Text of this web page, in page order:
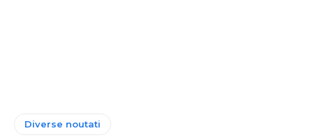
Diverse noutati